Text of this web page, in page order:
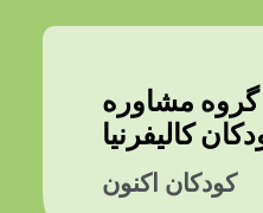
مشاوره
کالیفرنیا
کودکان اکنون